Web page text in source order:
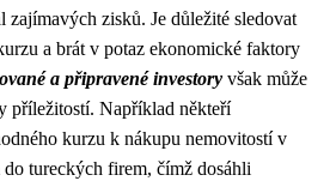
zajímavých zisků. Je důležité sledovat
a brát v potaz ekonomické faktory
a připravené investory však může
příležitostí. Například někteří
kurzu k nákupu nemovitostí v
tureckých firem, čímž dosáhli